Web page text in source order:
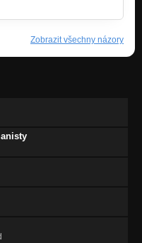
Zobrazit všechny názory